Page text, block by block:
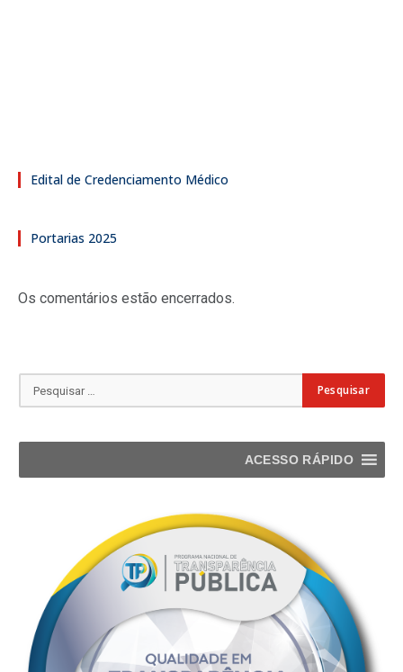
Edital de Credenciamento Médico
Portarias 2025
Os comentários estão encerrados.
ACESSO RÁPIDO